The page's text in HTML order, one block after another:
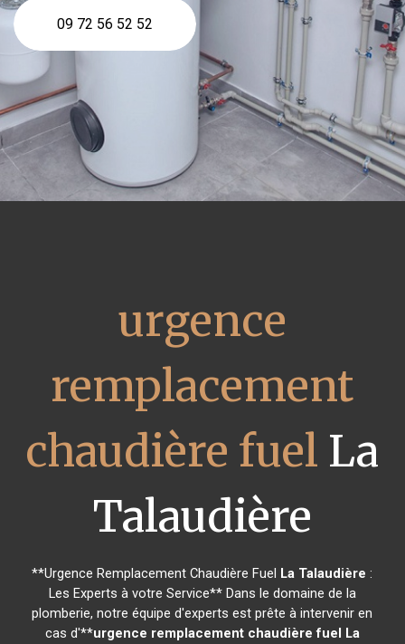
09 72 56 52 52
urgence
remplacement
chaudière fuel La
Talaudière
**Urgence Remplacement Chaudière Fuel La Talaudière :
Les Experts à votre Service** Dans le domaine de la
plomberie, notre équipe d'experts est prête à intervenir en
cas d'**urgence remplacement chaudière fuel La